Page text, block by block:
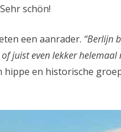
schön!
een aanrader. “Berlijn
juist even lekker helemaal
en historische